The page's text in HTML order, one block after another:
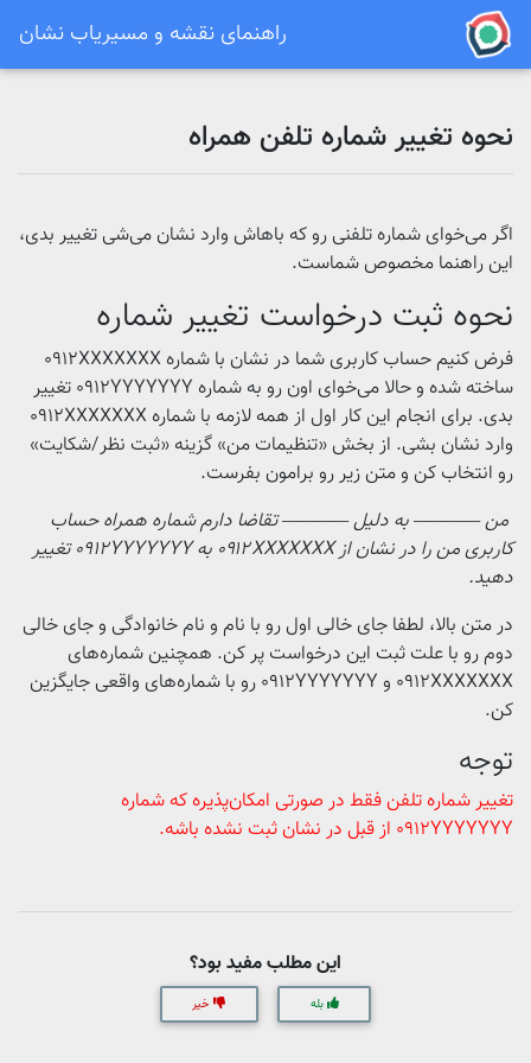
راهنمای نقشه و مسیریاب نشان
نحوه تغییر شماره تلفن همراه
اگر می‌خوای شماره تلفنی رو که باهاش وارد نشان می‌شی تغییر بدی،
این راهنما مخصوص شماست.
نحوه ثبت درخواست تغییر شماره
فرض کنیم حساب کاربری شما در نشان با شماره 0912XXXXXXX
ساخته شده و حالا می‌خوای اون رو به شماره 0912YYYYYYY تغییر
بدی. برای انجام این کار
اول از همه لازمه با شماره 091۲XXXXXXX
وارد نشان بشی. از بخش «تنظیمات من» گزینه «ثبت نظر/شکایت»
رو انتخاب کن و متن زیر رو برامون بفرست.
من ———— به دلیل ———— تقاضا دارم شماره همراه حساب
کاربری من را در نشان از ۰۹۱۲XXXXXXX به 0912YYYYYYY تغییر
دهید.
در متن بالا، لطفا جای خالی اول رو با نام و نام خانوادگی و جای خالی
دوم رو با علت ثبت این درخواست پر کن. همچنین شماره‌های
0912XXXXXXX و 091۲YYYYYYY رو با شماره‌های واقعی جایگزین
کن.
توجه
تغییر شماره تلفن فقط در صورتی امکان‌پذیره که شماره
0912YYYYYYY از قبل در نشان ثبت نشده باشه.
این مطلب مفید بود؟
بله خیر